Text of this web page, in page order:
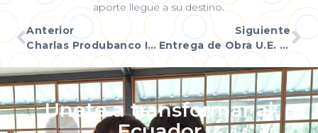
aporte llegue a su destino.
Anterior
Charlas Produbanco I.E. Ismael Pérez Pazmiño
Siguiente
Entrega de Obra U.E. Rosa Luxemburgo
Únete a transformar al